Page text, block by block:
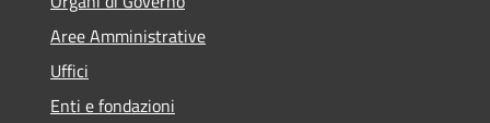
Aree Amministrative
Uffici
Enti e fondazioni